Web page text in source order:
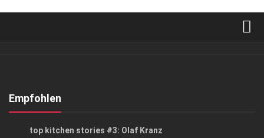
Kontakt, Impressum
Empfohlen
top kitchen stories #3: Olaf Kranz